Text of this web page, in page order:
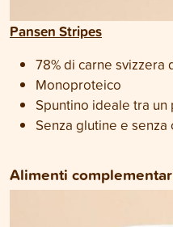
Pansen Stripes
78% di carne svizzera
Monoproteico
Spuntino ideale tra un
Senza glutine e senza
Alimenti